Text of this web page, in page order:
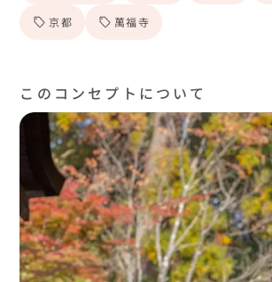
京都 萬福寺
このコンセプトについて